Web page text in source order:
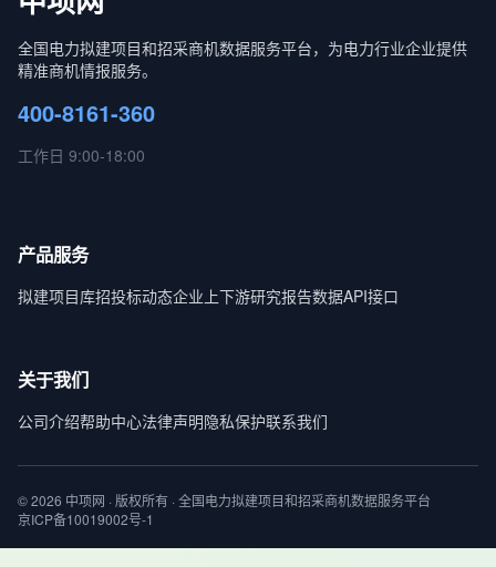
全国电力拟建项目和招采商机数据服务平台，为电力行业企业提供
精准商机情报服务。
400-8161-360
工作日 9:00-18:00
产品服务
拟建项目库招投标动态企业上下游研究报告数据API接口
关于我们
公司介绍帮助中心法律声明隐私保护联系我们
© 2026 中项网 · 版权所有 · 全国电力拟建项目和招采商机数据服务平台
京ICP备10019002号-1